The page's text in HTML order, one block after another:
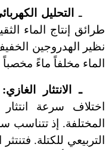
ـ التحليل
طرائق إنتاج الماء
نظير الهدروجين
الماء مخلفاً ماءً مخصباً
ـ الانتثار الغازي:
اختلاف سرعة انتثار
المختلفة. إذ تتناسب
التربيعي للكتلة.